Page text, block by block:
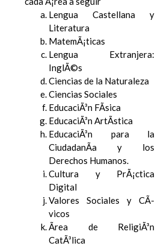
Lengua Castellana y
Literatura
MatemÃ¡ticas
Lengua Extranjera:
InglÃ©s
Ciencias de la Naturaleza
Ciencias Sociales
EducaciÃ³n FÃ­sica
EducaciÃ³n ArtÃ­stica
EducaciÃ³n para la
CiudadanÃ­a y los
Derechos Humanos.
Cultura y PrÃ¡ctica
Digital
Valores Sociales y CÃ­
vicos
Ãrea de ReligiÃ³n
CatÃ³lica